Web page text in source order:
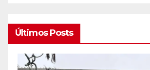
Últimos Posts